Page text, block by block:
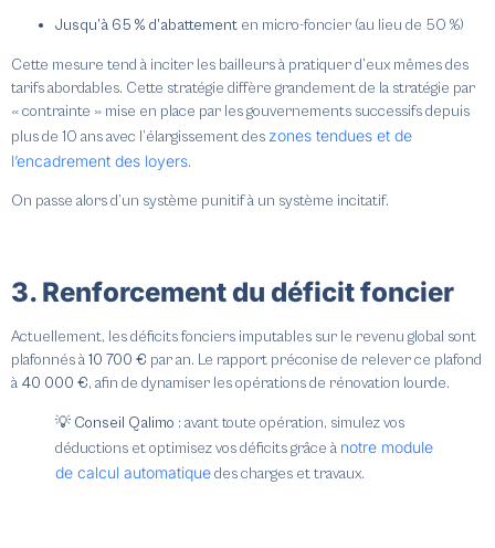
Jusqu’à 65 % d’abattement en micro-foncier (au lieu de 50 %)
Cette mesure tend à inciter les bailleurs à pratiquer d’eux mêmes des
tarifs abordables. Cette stratégie diffère grandement de la stratégie par
« contrainte » mise en place par les gouvernements successifs depuis
plus de 10 ans avec l’élargissement des zones tendues et de
l’encadrement des loyers.
On passe alors d’un système punitif à un système incitatif.
3. Renforcement du déficit foncier
Actuellement, les déficits fonciers imputables sur le revenu global sont
plafonnés à10 700 € par an. Le rapport préconise de relever ce plafond
à 40 000 €, afin de dynamiser les opérations de rénovation lourde.
💡 Conseil Qalimo : avant toute opération, simulez vos
déductions et optimisez vos déficits grâce à notre module
de calcul automatiquedes charges et travaux.